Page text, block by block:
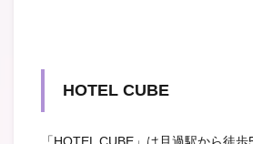
HOTEL CUBE